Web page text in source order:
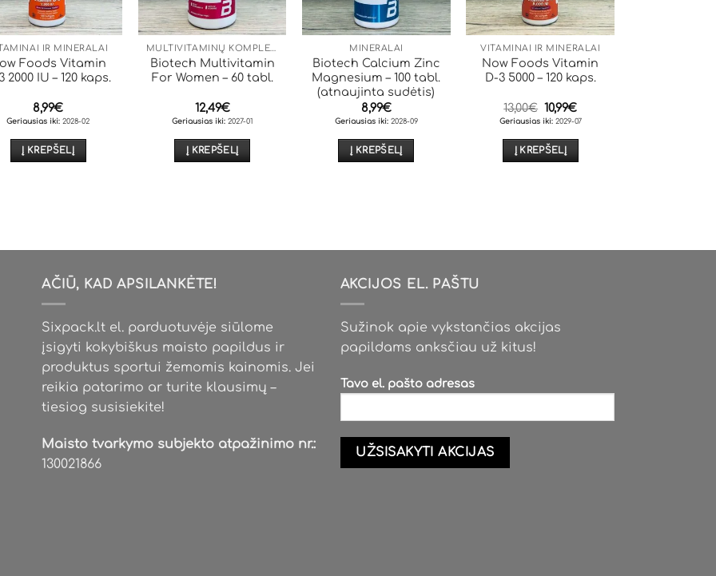
IR MINERALAI
Foods Vitamin
2000 IU – 120 kaps.
8,99€
Geriausias iki:2028-02
Į KREPŠELĮ
MULTIVITAMINŲ KOMPLEKSAI
Biotech Multivitamin
For Women – 60 tabl.
12,49€
Geriausias iki:2027-01
Į KREPŠELĮ
MINERALAI
Biotech Calcium Zinc
Magnesium – 100 tabl.
(atnaujinta sudėtis)
8,99€
Geriausias iki:2028-09
Į KREPŠELĮ
VITAMINAI IR MINERALAI
Now Foods Vitamin
D-3 5000 – 120 kaps.
13,00€ Original
price
13,00€.
10,99€Current
price
10,99€.
Geriausias iki:2029-07
Į KREPŠELĮ
AČIŪ, KAD APSILANKĖTE!
Sixpack.lt el. parduotuvėje siūlome
įsigyti kokybiškus maisto papildus ir
produktus sportui žemomis kainomis. Jei
reikia patarimo ar turite klausimų –
tiesiog susisiekite!
Maisto tvarkymo subjekto atpažinimo nr.:
130021866
AKCIJOS EL. PAŠTU
Sužinok apie vykstančias akcijas
papildams anksčiau už kitus!
Tavo el. pašto adresas